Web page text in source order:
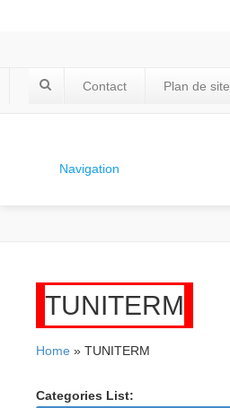
Contact Plan de site
Navigation
TUNITERM
Home » TUNITERM
Categories List: